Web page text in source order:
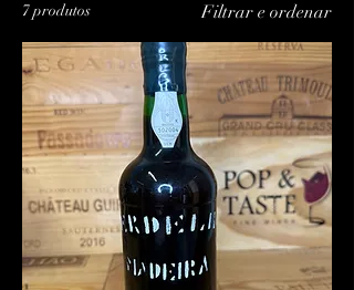
7 produtos Filtrar e ordenar